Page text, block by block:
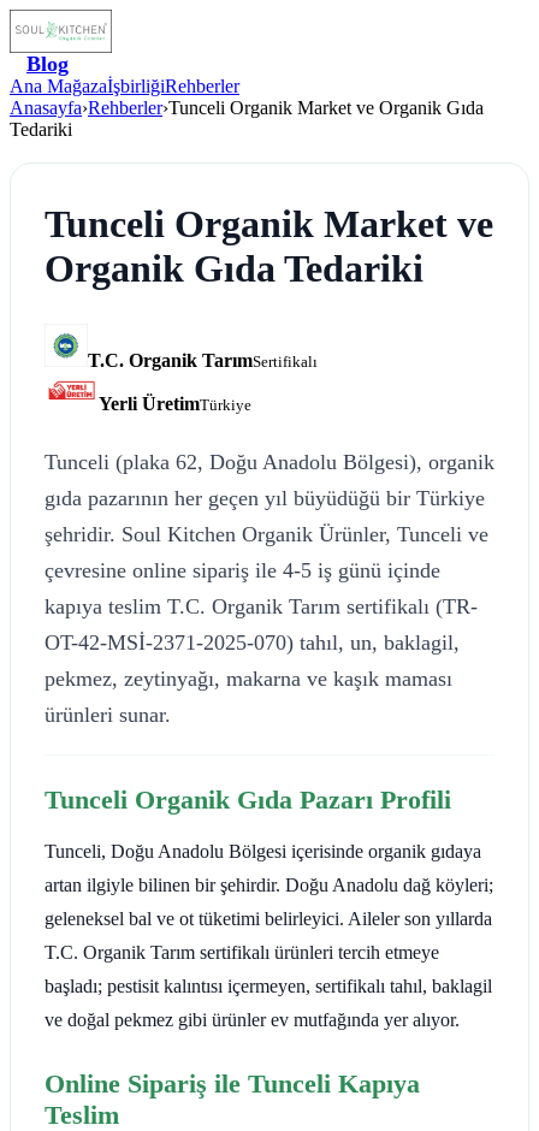
Blog
Ana MağazaİşbirliğiRehberler
Anasayfa›Rehberler›Tunceli Organik Market ve Organik Gıda
Tedariki
Tunceli Organik Market ve
Organik Gıda Tedariki
T.C. Organik TarımSertifikalı
Yerli ÜretimTürkiye
Tunceli (plaka 62, Doğu Anadolu Bölgesi), organik
gıda pazarının her geçen yıl büyüdüğü bir Türkiye
şehridir. Soul Kitchen Organik Ürünler, Tunceli ve
çevresine online sipariş ile 4-5 iş günü içinde
kapıya teslim T.C. Organik Tarım sertifikalı (TR-
OT-42-MSİ-2371-2025-070) tahıl, un, baklagil,
pekmez, zeytinyağı, makarna ve kaşık maması
ürünleri sunar.
Tunceli Organik Gıda Pazarı Profili
Tunceli, Doğu Anadolu Bölgesi içerisinde organik gıdaya
artan ilgiyle bilinen bir şehirdir. Doğu Anadolu dağ köyleri;
geleneksel bal ve ot tüketimi belirleyici. Aileler son yıllarda
T.C. Organik Tarım sertifikalı ürünleri tercih etmeye
başladı; pestisit kalıntısı içermeyen, sertifikalı tahıl, baklagil
ve doğal pekmez gibi ürünler ev mutfağında yer alıyor.
Online Sipariş ile Tunceli Kapıya
Teslim